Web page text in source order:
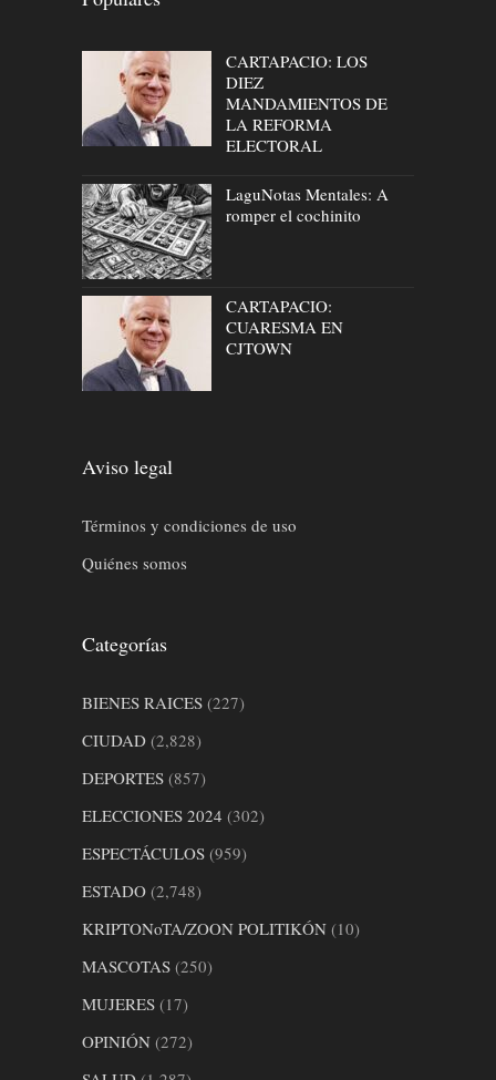
CARTAPACIO: LOS
DIEZ
MANDAMIENTOS DE
LA REFORMA
ELECTORAL
LaguNotas Mentales: A
romper el cochinito
CARTAPACIO:
CUARESMA EN
CJTOWN
Aviso legal
Términos y condiciones de uso
Quiénes somos
Categorías
BIENES RAICES (227)
CIUDAD (2,828)
DEPORTES (857)
ELECCIONES 2024 (302)
ESPECTÁCULOS (959)
ESTADO (2,748)
KRIPTONoTA/ZOON POLITIKÓN (10)
MASCOTAS (250)
MUJERES (17)
OPINIÓN (272)